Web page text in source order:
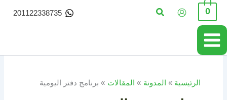
تخطي
المحتوى
0 البحث 201122338735
الرئيسية المدونة المقالات برنامج دفتر اليومية